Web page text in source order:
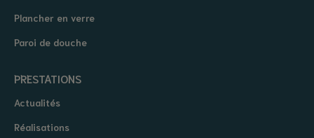
Plancher en verre
Paroi de douche
PRESTATIONS
Actualités
Réalisations